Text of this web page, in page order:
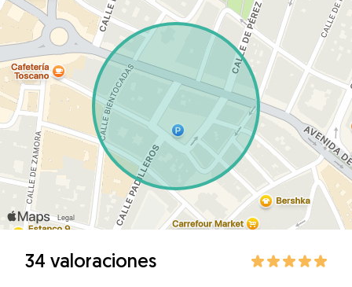
34 valoraciones